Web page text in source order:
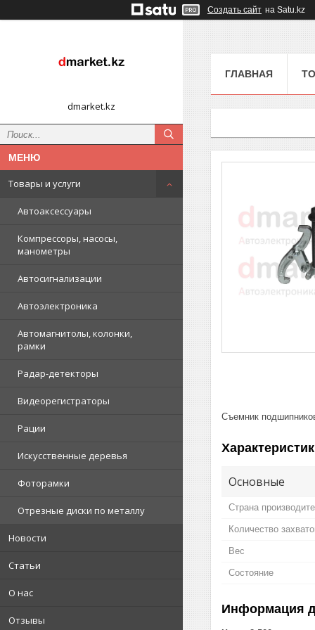
Создать сайт на Satu.kz
dmarket.kz
Товары и услуги
Автоаксессуары
Компрессоры, насосы,
манометры
Автосигнализации
Автоэлектроника
Автомагнитолы, колонки,
рамки
Радар-детекторы
Видеорегистраторы
Рации
Искусственные деревья
Фоторамки
Отрезные диски по металлу
Новости
Статьи
О нас
Отзывы
ГЛАВНАЯ
Съемник
Основные
Страна
Количество
Вес
Состояние
Информация